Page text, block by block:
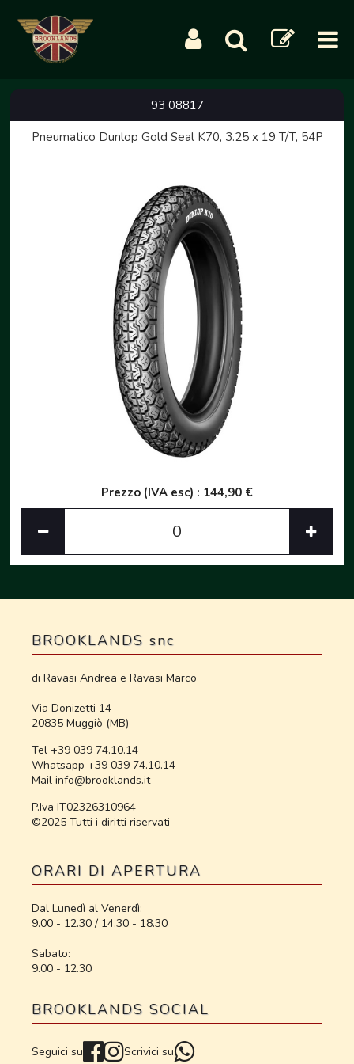
93 08817
Pneumatico Dunlop Gold Seal K70, 3.25 x 19 T/T, 54P
Prezzo (IVA esc) : 144,90 €
BROOKLANDS snc
di Ravasi Andrea e Ravasi Marco
Via Donizetti 14
20835 Muggiò (MB)
Tel +39 039 74.10.14
Whatsapp +39 039 74.10.14
Mail info@brooklands.it
P.Iva IT02326310964
©2025 Tutti i diritti riservati
ORARI DI APERTURA
Dal Lunedì al Venerdì:
9.00 - 12.30 / 14.30 - 18.30
Sabato:
9.00 - 12.30
BROOKLANDS SOCIAL
Seguici su Scrivici su